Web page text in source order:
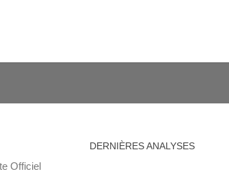
Officiel
DERNIÈRES ANALYSES